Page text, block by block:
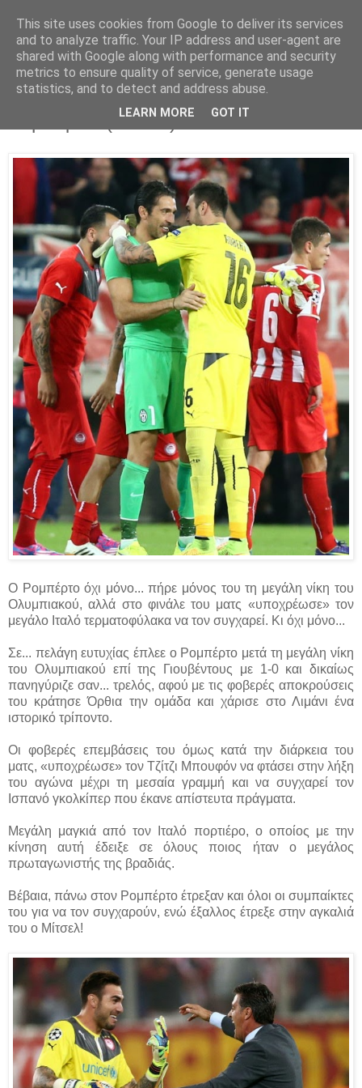
Parakato.gr
Τεράστια μαγκιά Μπουφόν με
Ρομπέρτο! (ΦΩΤΟ)
Ο Ρομπέρτο όχι μόνο... πήρε μόνος του τη μεγάλη νίκη του
Ολυμπιακού, αλλά στο φινάλε του ματς «υποχρέωσε» τον
μεγάλο Ιταλό τερματοφύλακα να τον συγχαρεί. Κι όχι μόνο...
Σε... πελάγη ευτυχίας έπλεε ο Ρομπέρτο μετά τη μεγάλη νίκη
του Ολυμπιακού επί της Γιουβέντους με 1-0 και δικαίως
πανηγύριζε σαν... τρελός, αφού με τις φοβερές αποκρούσεις
του κράτησε Όρθια την ομάδα και χάρισε στο Λιμάνι ένα
ιστορικό τρίποντο.
Οι φοβερές επεμβάσεις του όμως κατά την διάρκεια του
ματς, «υποχρέωσε» τον Τζίτζι Μπουφόν να φτάσει στην λήξη
του αγώνα μέχρι τη μεσαία γραμμή και να συγχαρεί τον
Ισπανό γκολκίπερ που έκανε απίστευτα πράγματα.
Μεγάλη μαγκιά από τον Ιταλό πορτιέρο, ο οποίος με την
κίνηση αυτή έδειξε σε όλους ποιος ήταν ο μεγάλος
πρωταγωνιστής της βραδιάς.
Βέβαια, πάνω στον Ρομπέρτο έτρεξαν και όλοι οι συμπαίκτες
του για να τον συγχαρούν, ενώ έξαλλος έτρεξε στην αγκαλιά
του ο Μίτσελ!
This site uses cookies from Google to deliver its services
and to analyze traffic. Your IP address and user-agent are
shared with Google along with performance and security
metrics to ensure quality of service, generate usage
statistics, and to detect and address abuse.
LEARN MORE GOT IT